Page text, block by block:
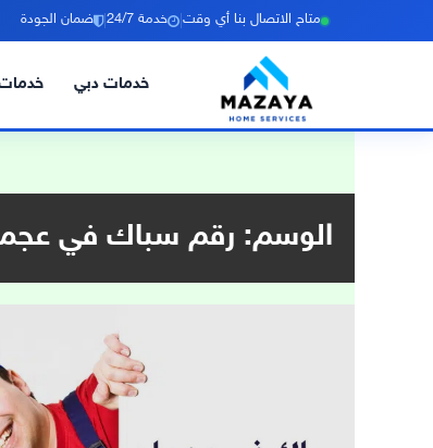
متاح الاتصال بنا أي وقت خدمة 24/7 | ضمان الجودة
خدمات دبي
الوسم: رقم سباك في